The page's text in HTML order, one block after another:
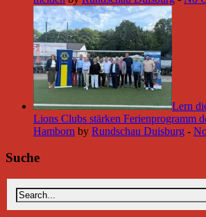
Lern
Lions Clubs stärken Ferienprogramm
Hamborn by Rundschau Duisburg -
Suche